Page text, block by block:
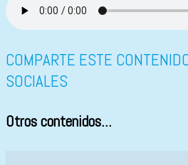
COMPARTE ESTE
SOCIALES
Otros contenidos...